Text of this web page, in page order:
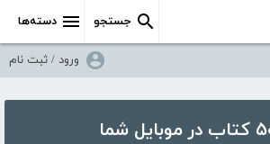
دسته‌ها جستجو
ورود / ثبت نام
شما